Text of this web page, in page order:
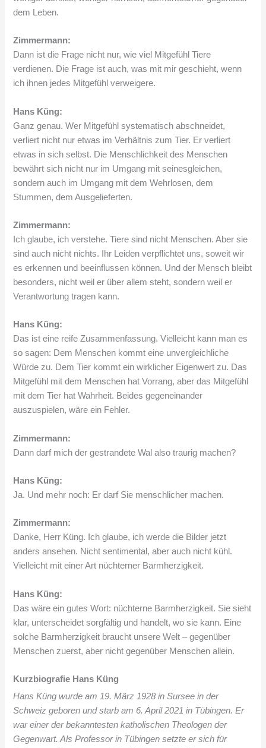
dem Leben.
Zimmermann:
Dann ist die Frage nicht nur, wie viel Mitgefühl Tiere
verdienen. Die Frage ist auch, was mit mir geschieht, wenn
ich ihnen jedes Mitgefühl verweigere.
Hans Küng:
Ganz genau. Wer Mitgefühl systematisch abschneidet,
verliert nicht nur etwas im Verhältnis zum Tier. Er verliert
etwas in sich selbst. Die Menschlichkeit des Menschen
bewährt sich nicht nur im Umgang mit seinesgleichen,
sondern auch im Umgang mit dem Wehrlosen, dem
Stummen, dem Ausgelieferten.
Zimmermann:
Ich glaube, ich verstehe. Tiere sind nicht Menschen. Aber sie
sind auch nicht nichts. Ihr Leiden verpflichtet uns, soweit wir
es erkennen und beeinflussen können. Und der Mensch bleibt
besonders, nicht weil er über allem steht, sondern weil er
Verantwortung tragen kann.
Hans Küng:
Das ist eine reife Zusammenfassung. Vielleicht kann man es
so sagen: Dem Menschen kommt eine unvergleichliche
Würde zu. Dem Tier kommt ein wirklicher Eigenwert zu. Das
Mitgefühl mit dem Menschen hat Vorrang, aber das Mitgefühl
mit dem Tier hat Wahrheit. Beides gegeneinander
auszuspielen, wäre ein Fehler.
Zimmermann:
Dann darf mich der gestrandete Wal also traurig machen?
Hans Küng:
Ja. Und mehr noch: Er darf Sie menschlicher machen.
Zimmermann:
Danke, Herr Küng. Ich glaube, ich werde die Bilder jetzt
anders ansehen. Nicht sentimental, aber auch nicht kühl.
Vielleicht mit einer Art nüchterner Barmherzigkeit.
Hans Küng:
Das wäre ein gutes Wort: nüchterne Barmherzigkeit. Sie sieht
klar, unterscheidet sorgfältig und handelt, wo sie kann. Eine
solche Barmherzigkeit braucht unsere Welt – gegenüber
Menschen zuerst, aber nicht gegenüber Menschen allein.
Kurzbiografie Hans Küng
Hans Küng wurde am 19. März 1928 in Sursee in der
Schweiz geboren und starb am 6. April 2021 in Tübingen. Er
war einer der bekanntesten katholischen Theologen der
Gegenwart. Als Professor in Tübingen setzte er sich für